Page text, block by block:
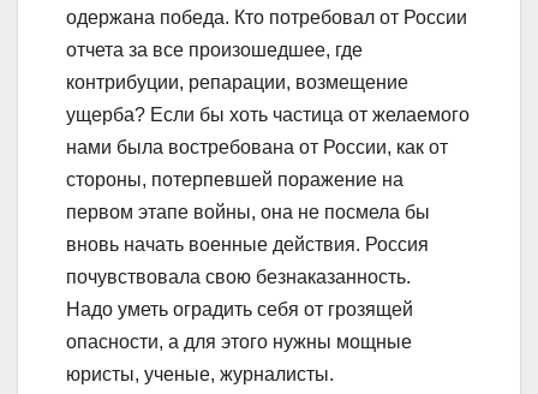
одержана победа. Кто потребовал от России
отчета за все произошедшее, где
контрибуции, репарации, возмещение
ущерба? Если бы хоть частица от желаемого
нами была востребована от России, как от
стороны, потерпевшей поражение на
первом этапе войны, она не посмела бы
вновь начать военные действия. Россия
почувствовала свою безнаказанность.
Надо уметь оградить себя от грозящей
опасности, а для этого нужны мощные
юристы, ученые, журналисты.